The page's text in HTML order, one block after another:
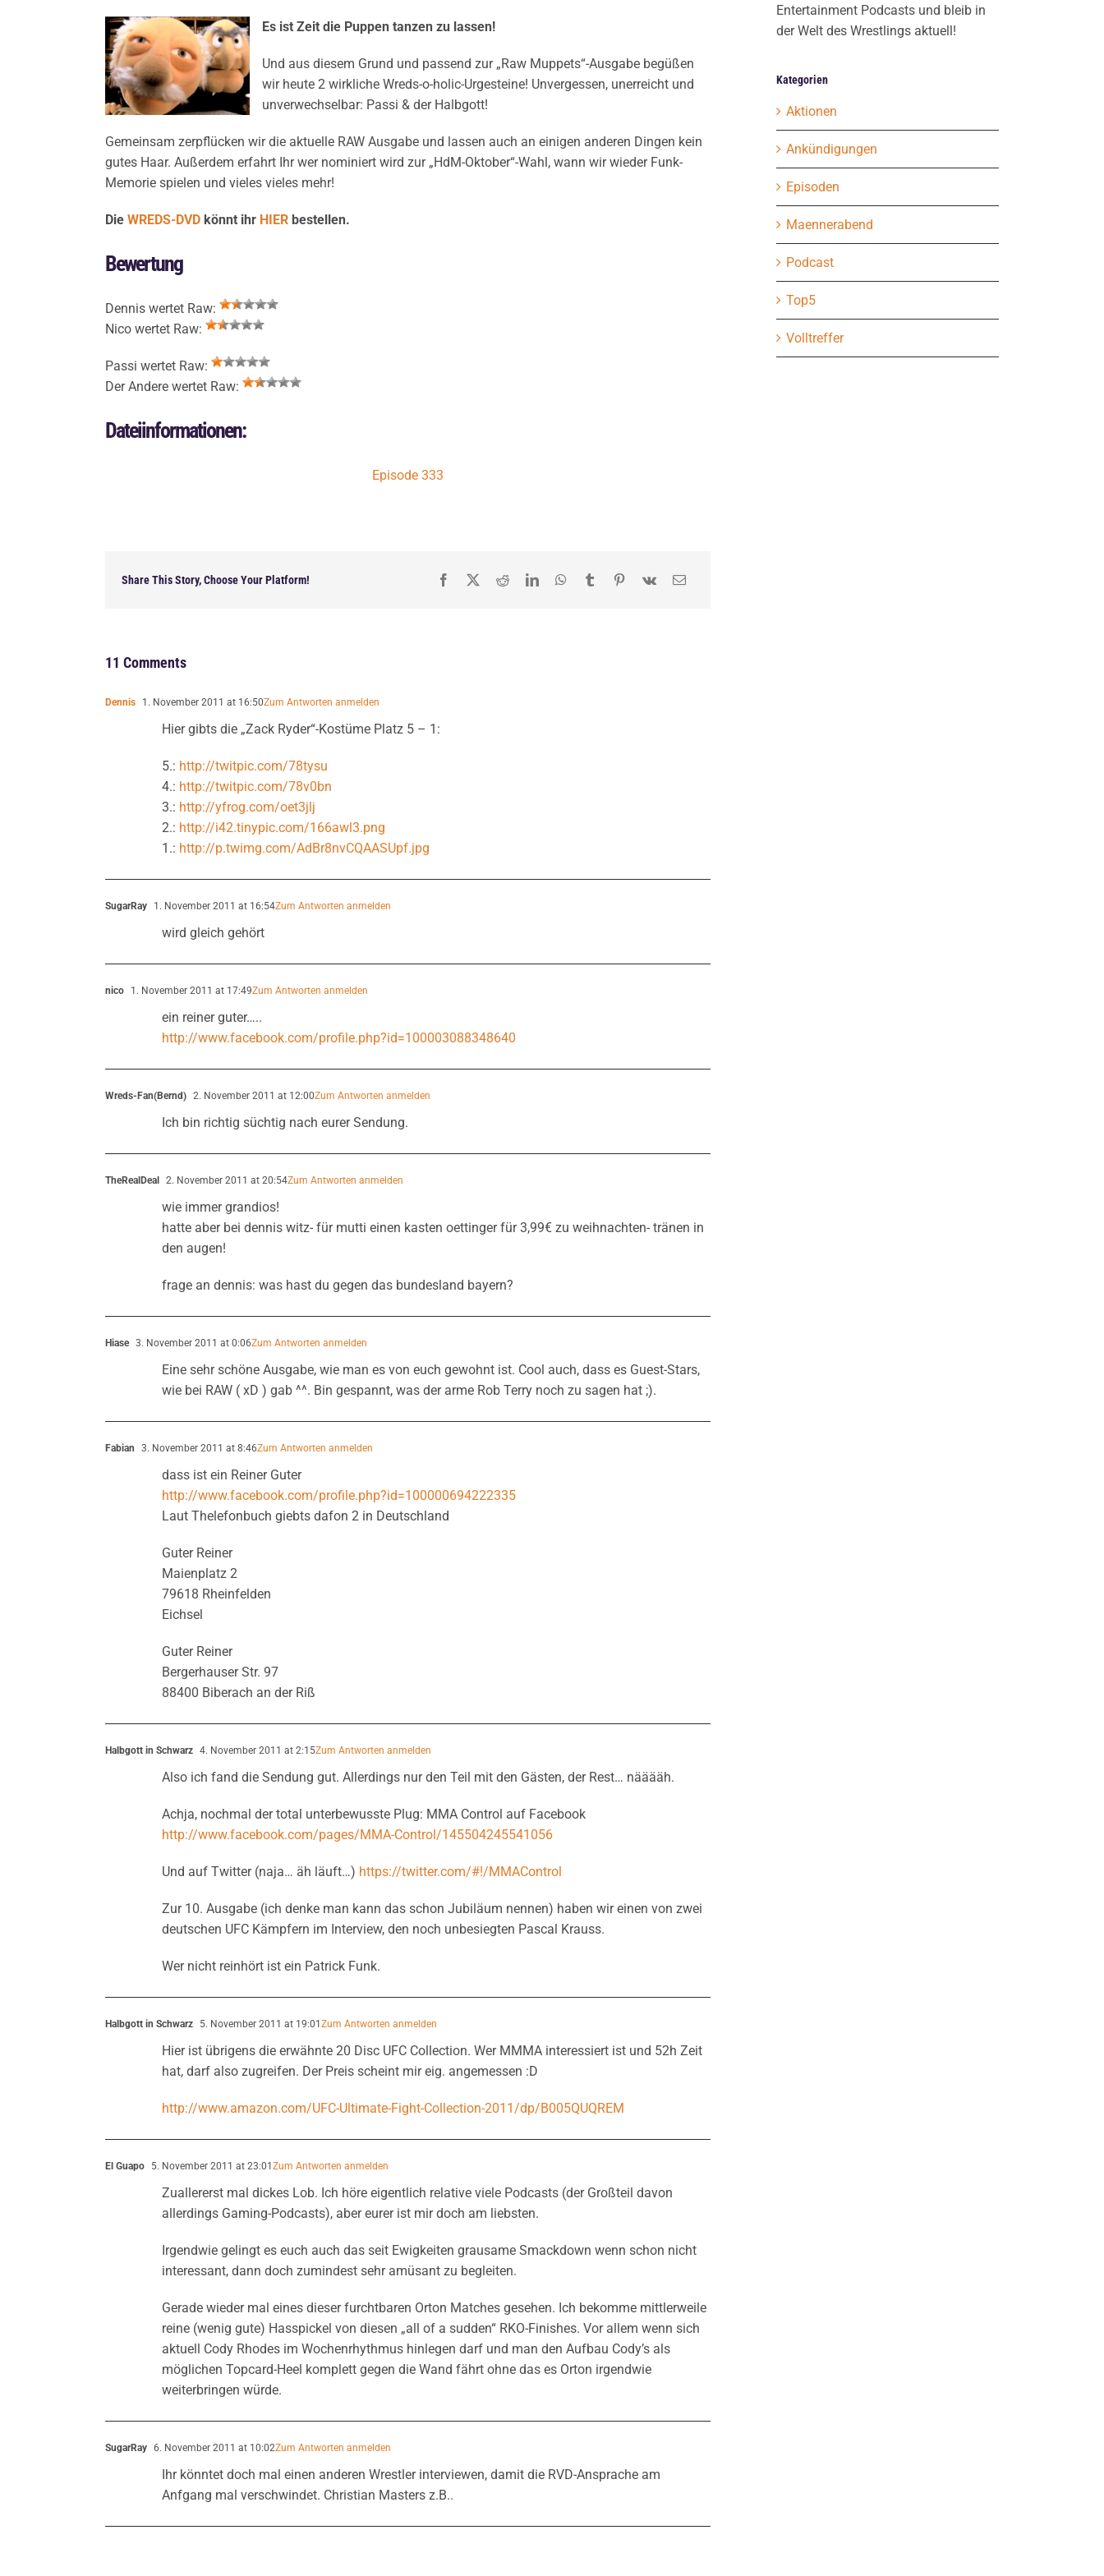
Es ist Zeit die Puppen tanzen zu lassen!
Und aus diesem Grund und passend zur „Raw Muppets“-Ausgabe begüßen
wir heute 2 wirkliche Wreds-o-holic-Urgesteine! Unvergessen, unerreicht und
unverwechselbar: Passi & der Halbgott!
Gemeinsam zerpflücken wir die aktuelle RAW Ausgabe und lassen auch an einigen anderen Dingen kein
gutes Haar. Außerdem erfahrt Ihr wer nominiert wird zur „HdM-Oktober“-Wahl, wann wir wieder Funk-
Memorie spielen und vieles vieles mehr!
DieWREDS-DVD könnt ihr HIER bestellen.
Bewertung
Dennis wertet Raw:
Nico wertet Raw:
Passi wertet Raw:
Der Andere wertet Raw:
Dateiinformationen:
Episode 333
Share This Story, Choose Your Platform!
11 Comments
Dennis 1. November 2011 at 16:50Zum Antworten anmelden
Hier gibts die „Zack Ryder“-Kostüme Platz 5 – 1:
5.: http://twitpic.com/78tysu
4.: http://twitpic.com/78v0bn
3.: http://yfrog.com/oet3jlj
2.: http://i42.tinypic.com/166awl3.png
1.: http://p.twimg.com/AdBr8nvCQAASUpf.jpg
SugarRay 1. November 2011 at 16:54Zum Antworten anmelden
wird gleich gehört
nico 1. November 2011 at 17:49Zum Antworten anmelden
ein reiner guter…..
http://www.facebook.com/profile.php?id=100003088348640
Wreds-Fan(Bernd) 2. November 2011 at 12:00Zum Antworten anmelden
Ich bin richtig süchtig nach eurer Sendung.
TheRealDeal 2. November 2011 at 20:54Zum Antworten anmelden
wie immer grandios!
hatte aber bei dennis witz- für mutti einen kasten oettinger für 3,99€ zu weihnachten- tränen in
den augen!
frage an dennis: was hast du gegen das bundesland bayern?
Hiase 3. November 2011 at 0:06Zum Antworten anmelden
Eine sehr schöne Ausgabe, wie man es von euch gewohnt ist. Cool auch, dass es Guest-Stars,
wie bei RAW ( xD ) gab ^^. Bin gespannt, was der arme Rob Terry noch zu sagen hat ;).
Fabian 3. November 2011 at 8:46Zum Antworten anmelden
dass ist ein Reiner Guter
http://www.facebook.com/profile.php?id=100000694222335
Laut Thelefonbuch giebts dafon 2 in Deutschland
Guter Reiner
Maienplatz 2
79618 Rheinfelden
Eichsel
Guter Reiner
Bergerhauser Str. 97
88400 Biberach an der Riß
Halbgott in Schwarz 4. November 2011 at 2:15Zum Antworten anmelden
Also ich fand die Sendung gut. Allerdings nur den Teil mit den Gästen, der Rest… nääääh.
Achja, nochmal der total unterbewusste Plug: MMA Control auf Facebook
http://www.facebook.com/pages/MMA-Control/145504245541056
Und auf Twitter (naja… äh läuft…) https://twitter.com/#!/MMAControl
Zur 10. Ausgabe (ich denke man kann das schon Jubiläum nennen) haben wir einen von zwei
deutschen UFC Kämpfern im Interview, den noch unbesiegten Pascal Krauss.
Wer nicht reinhört ist ein Patrick Funk.
Halbgott in Schwarz 5. November 2011 at 19:01Zum Antworten anmelden
Hier ist übrigens die erwähnte 20 Disc UFC Collection. Wer MMMA interessiert ist und 52h Zeit
hat, darf also zugreifen. Der Preis scheint mir eig. angemessen :D
http://www.amazon.com/UFC-Ultimate-Fight-Collection-2011/dp/B005QUQREM
El Guapo 5. November 2011 at 23:01Zum Antworten anmelden
Zuallererst mal dickes Lob. Ich höre eigentlich relative viele Podcasts (der Großteil davon
allerdings Gaming-Podcasts), aber eurer ist mir doch am liebsten.
Irgendwie gelingt es euch auch das seit Ewigkeiten grausame Smackdown wenn schon nicht
interessant, dann doch zumindest sehr amüsant zu begleiten.
Gerade wieder mal eines dieser furchtbaren Orton Matches gesehen. Ich bekomme mittlerweile
reine (wenig gute) Hasspickel von diesen „all of a sudden“ RKO-Finishes. Vor allem wenn sich
aktuell Cody Rhodes im Wochenrhythmus hinlegen darf und man den Aufbau Cody’s als
möglichen Topcard-Heel komplett gegen die Wand fährt ohne das es Orton irgendwie
weiterbringen würde.
SugarRay 6. November 2011 at 10:02Zum Antworten anmelden
Ihr könntet doch mal einen anderen Wrestler interviewen, damit die RVD-Ansprache am
Anfgang mal verschwindet. Christian Masters z.B..
Entertainment Podcasts und bleib in
der Welt des Wrestlings aktuell!
Kategorien
Aktionen
Ankündigungen
Episoden
Maennerabend
Podcast
Top5
Volltreffer